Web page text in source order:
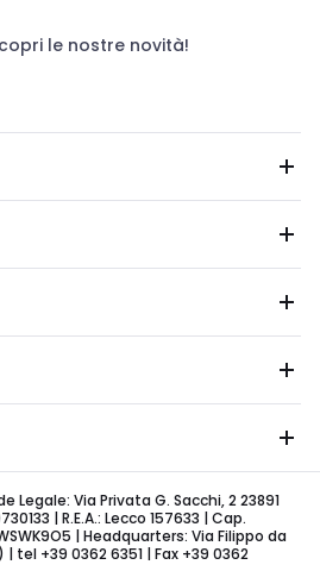
le nostre novità!
Legale: Via Privata G. Sacchi, 2 23891
| R.E.A.: Lecco 157633 | Cap.
| Headquarters: Via Filippo da
tel +39 0362 6351 | Fax +39 0362